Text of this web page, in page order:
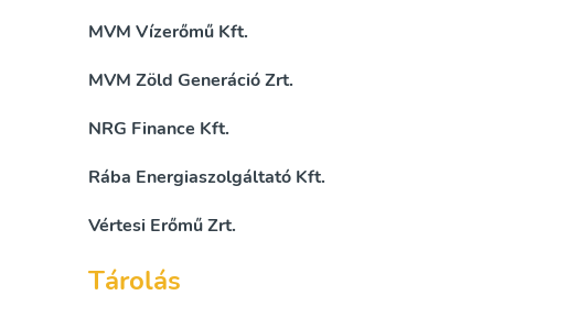
MVM Vízerőmű Kft.
MVM Zöld Generáció Zrt.
NRG Finance Kft.
Rába Energiaszolgáltató Kft.
Vértesi Erőmű Zrt.
Tárolás